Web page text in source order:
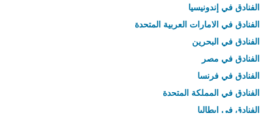
الفنادق في إندونيسيا
الفنادق في الامارات العربية المتحدة
الفنادق في البحرين
الفنادق في مصر
الفنادق في فرنسا
الفنادق في المملكة المتحدة
الفنادق في إيطاليا